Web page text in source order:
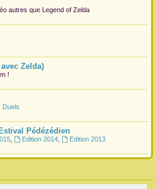
autres que Legend of Zelda
Zelda)
!
Duels
Pédézédien
, Edition 2014,
Edition 2013